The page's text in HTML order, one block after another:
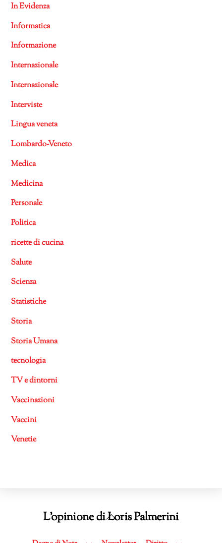
In Evidenza
Informatica
Informazione
Internazionale
Internazionale
Interviste
Lingua veneta
Lombardo-Veneto
Medica
Medicina
Personale
Politica
ricette di cucina
Salute
Scienza
Statistiche
Storia
Storia Umana
tecnologia
TV e dintorni
Vaccinazioni
Vaccini
Venetie
Back
L'opinione di Loris Palmerini